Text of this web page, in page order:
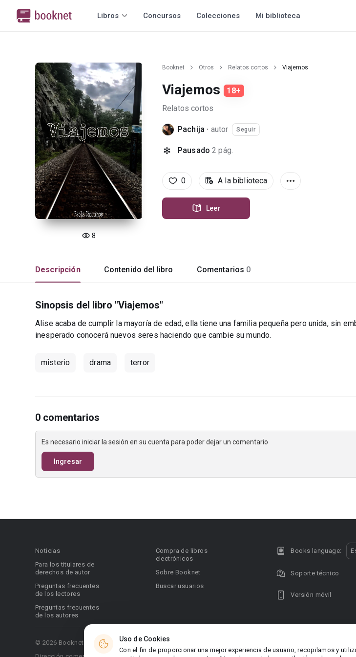
Libros Concursos Colecciones Mi biblioteca
8
Booknet Otros Relatos cortos Viajemos
Viajemos
18+
Relatos cortos
Pachija · autor Seguir
Pausado 2 pág.
0 A la biblioteca
Leer
Descripción Contenido del libro Comentarios 0
Sinopsis del libro "Viajemos"
Alise acaba de cumplir la mayoría de edad, ella tiene una familia pequeña pero unida, sin
inesperado conocerá nuevos seres haciendo que cambie su mundo.
misterio drama terror
0 comentarios
Es necesario iniciar la sesión en su cuenta para poder dejar un comentario
Ingresar
Uso de Cookies
Con el fin de proporcionar una mejor experiencia de usuario, recopilamos y
Noticias
Para los titulares de
derechos de autor
Preguntas frecuentes
de los lectores
Preguntas frecuentes
de los autores
Compra de libros
electrónicos
Sobre Booknet
Buscar usuarios
Books language:
Soporte técnico
Versión móvil
© 2026 Booknet. Todos los derechos reservados.